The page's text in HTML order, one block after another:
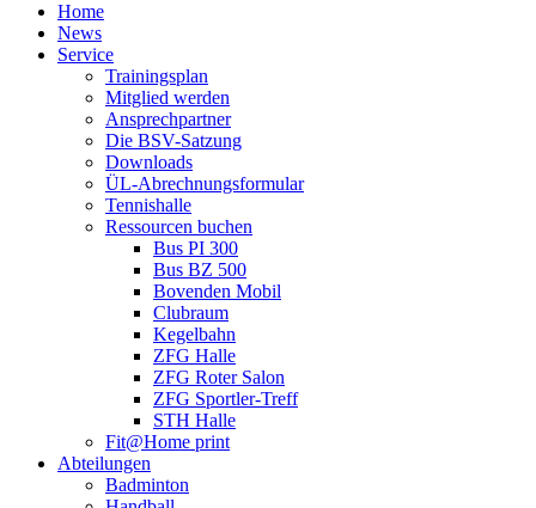
Home
News
Service
Trainingsplan
Mitglied werden
Ansprechpartner
Die BSV-Satzung
Downloads
ÜL-Abrechnungsformular
Tennishalle
Ressourcen buchen
Bus PI 300
Bus BZ 500
Bovenden Mobil
Clubraum
Kegelbahn
ZFG Halle
ZFG Roter Salon
ZFG Sportler-Treff
STH Halle
Fit@Home print
Abteilungen
Badminton